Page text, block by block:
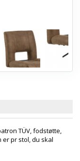
TÜV, fodstøtte,
pr stol, du skal